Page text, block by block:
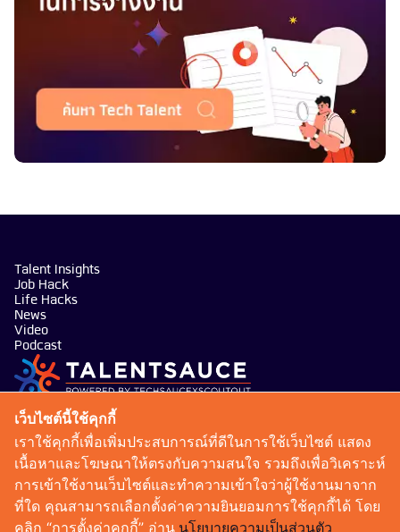
Talent Insights
Job Hack
Life Hacks
News
Video
Podcast
บริษัท เทคซอส มีเดีย จำกัด
101 ทรู ดิจิทัล พาร์ค อาคาร กริฟฟิน ชั้น 14 ห้อง 1401
ถนนสุขุมวิท แขวงบางจาก เขตพระโขนง กรุงเทพมหานคร
10260
talentsauce@techsauce.co
02-001-5375
เว็บไซต์นี้ใช้คุกกี้
เราใช้คุกกี้เพื่อเพิ่มประสบการณ์ที่ดีในการใช้เว็บไซต์ แสดง
เนื้อหาและโฆษณาให้ตรงกับความสนใจ รวมถึงเพื่อวิเคราะห์
การเข้าใช้งานเว็บไซต์และทำความเข้าใจว่าผู้ใช้งานมาจาก
ที่ใด คุณสามารถเลือกตั้งค่าความยินยอมการใช้คุกกี้ได้ โดย
คลิก “การตั้งค่าคุกกี้” อ่าน นโยบายความเป็นส่วนตัว